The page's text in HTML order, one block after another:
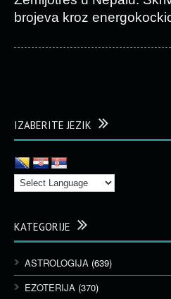
brojeva kroz
IZABERITE JEZIK
KATEGORIJE
ASTROLOGIJA (639)
EZOTERIJA (370)